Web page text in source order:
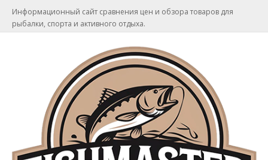
Информационный сайт сравнения цен и обзора товаров для
рыбалки, спорта и активного отдыха.